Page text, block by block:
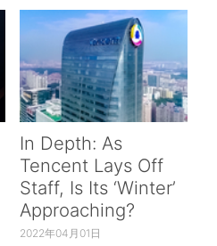
In Depth: As
Tencent Lays Off
Staff, Is Its ‘Winter’
Approaching?
2022年04月01日